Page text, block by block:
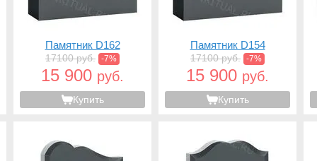
Памятник D162
17100 руб. -7%
15 900 руб.
Купить
Памятник D154
17100 руб. -7%
15 900 руб.
Купить